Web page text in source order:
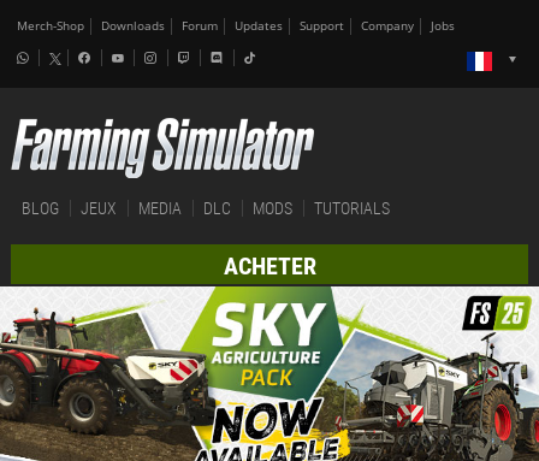
Merch-Shop Downloads Forum Updates Support Company Jobs
BLOG JEUX MEDIA DLC MODS TUTORIALS
ACHETER